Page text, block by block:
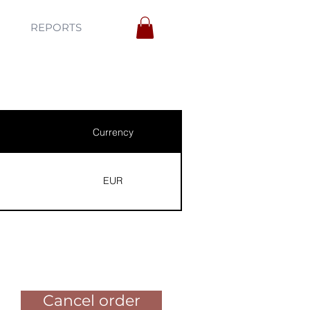
REPORTS
Currency
EUR
Cancel order